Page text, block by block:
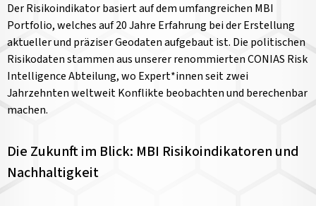
Der Risikoindikator basiert auf dem umfangreichen MBI
Portfolio, welches auf 20 Jahre Erfahrung bei der Erstellung
aktueller und präziser Geodaten aufgebaut ist. Die politischen
Risikodaten stammen aus unserer renommierten CONIAS Risk
Intelligence Abteilung, wo Expert*innen seit zwei
Jahrzehnten weltweit Konflikte beobachten und berechenbar
machen.
Die Zukunft im Blick: MBI Risikoindikatoren und
Nachhaltigkeit